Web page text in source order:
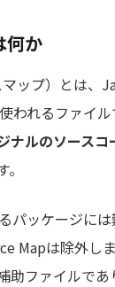
何か
ップ）とは、
れるファイル
ナルのソースコ
パッケージに
Mapは除外し
助ファイルで